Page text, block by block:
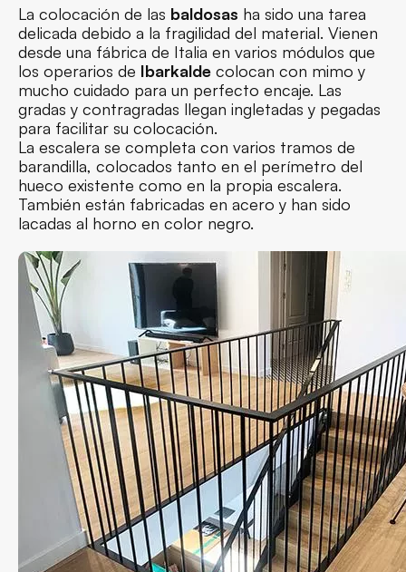
La colocación de las baldosas ha sido una tarea
delicada debido a la fragilidad del material. Vienen
desde una fábrica de Italia en varios módulos que
los operarios de Ibarkalde colocan con mimo y
mucho cuidado para un perfecto encaje. Las
gradas y contragradas llegan ingletadas y pegadas
para facilitar su colocación.
La escalera se completa con varios tramos de
barandilla, colocados tanto en el perímetro del
hueco existente como en la propia escalera.
También están fabricadas en acero y han sido
lacadas al horno en color negro.